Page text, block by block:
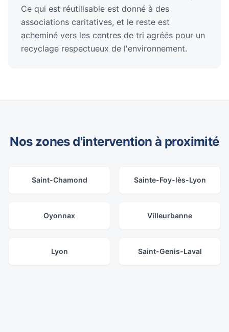
Ce qui est réutilisable est donné à des
associations caritatives, et le reste est
acheminé vers les centres de tri agréés pour un
recyclage respectueux de l'environnement.
Nos zones d'intervention à proximité
Saint-Chamond Sainte-Foy-lès-Lyon
Oyonnax Villeurbanne
Lyon Saint-Genis-Laval